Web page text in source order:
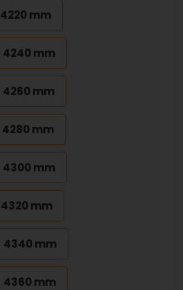
4220 mm
4240 mm
4260 mm
4280 mm
4300 mm
4320 mm
4340 mm
4360 mm